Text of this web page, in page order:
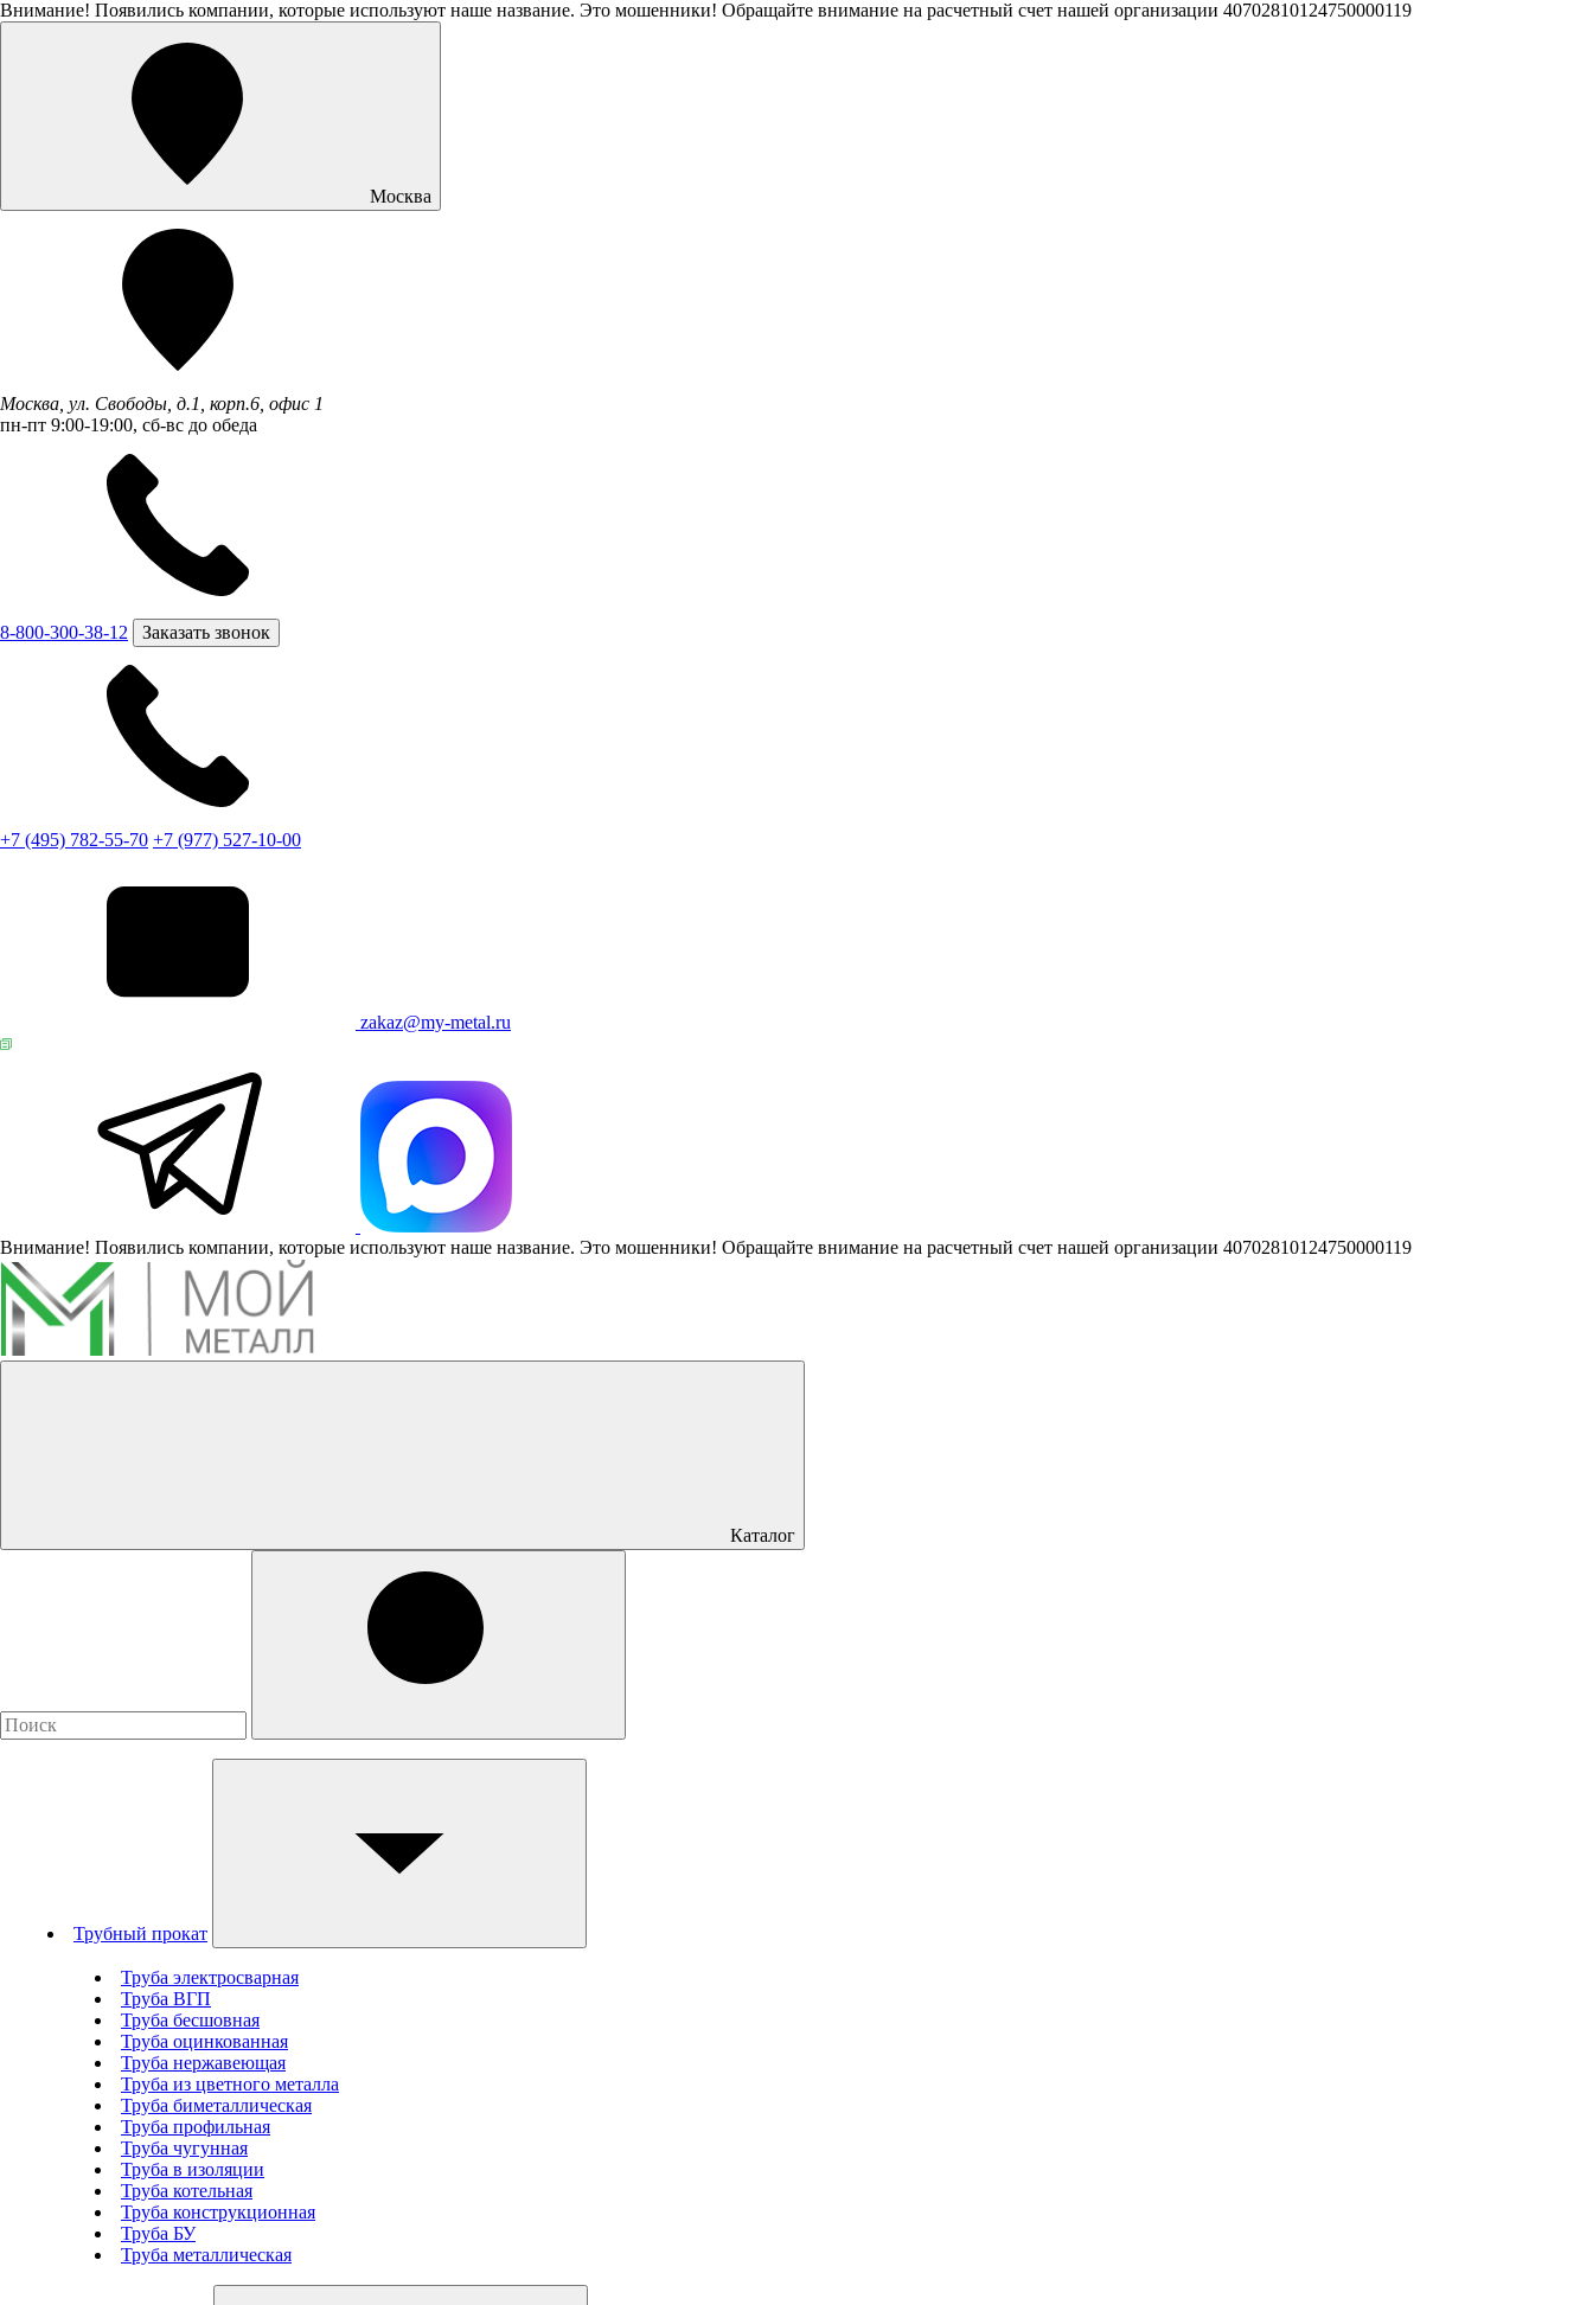
Внимание! Появились компании, которые используют наше название. Это мошенники! Обращайте внимание на расчетный счет нашей организации 40702810124750000119
Москва
Москва, ул. Свободы, д.1, корп.6, офис 1
пн-пт 9:00-19:00, сб-вс до обеда
8-800-300-38-12 Заказать звонок
+7 (495) 782-55-70 +7 (977) 527-10-00
zakaz@my-metal.ru
Внимание! Появились компании, которые используют наше название. Это мошенники! Обращайте внимание на расчетный счет нашей организации 40702810124750000119
Каталог
Трубный прокат
Труба электросварная
Труба ВГП
Труба бесшовная
Труба оцинкованная
Труба нержавеющая
Труба из цветного металла
Труба биметаллическая
Труба профильная
Труба чугунная
Труба в изоляции
Труба котельная
Труба конструкционная
Труба БУ
Труба металлическая